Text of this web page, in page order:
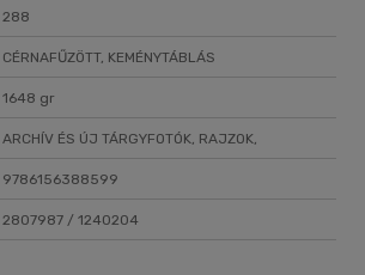
288
CÉRNAFŰZÖTT, KEMÉNYTÁBLÁS
1648 gr
ARCHÍV ÉS ÚJ TÁRGYFOTÓK, RAJZOK,
9786156388599
2807987 / 1240204